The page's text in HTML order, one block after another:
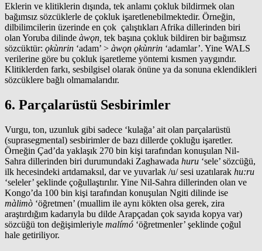
Eklerin ve klitiklerin dışında, tek anlamı çokluk bildirmek olan
bağımsız sözcüklerle de çokluk işaretlenebilmektedir. Örneğin,
dilbilimcilerin üzerinde en çok çalıştıkları Afrika dillerinden biri
olan Yoruba dilinde àwǫn, tek başına çokluk bildiren bir bağımsız
sözcüktür: ǫkùnrin ‘adam’ > àwǫn ǫkùnrin ‘adamlar’. Yine WALS
verilerine göre bu çokluk işaretleme yöntemi kısmen yaygındır.
Klitiklerden farkı, sesbilgisel olarak önüne ya da sonuna eklendikleri
sözcüklere bağlı olmamalarıdır.
6. Parçalarüstü Sesbirimler
Vurgu, ton, uzunluk gibi sadece ‘kulağa’ ait olan parçalarüstü
(suprasegmental) sesbirimler de bazı dillerde çokluğu işaretler.
Örneğin Çad’da yaklaşık 270 bin kişi tarafından konuşulan Nil-
Sahra dillerinden biri durumundaki Zaghawada huru ‘sele’ sözcüğü,
ilk hecesindeki artdamaksıl, dar ve yuvarlak /u/ sesi uzatılarak hu:ru
‘seleler’ şeklinde çoğullaştırılır. Yine Nil-Sahra dillerinden olan ve
Kongo’da 100 bin kişi tarafından konuşulan Ngiti dilinde ise
màlimò ‘öğretmen’ (muallim ile aynı kökten olsa gerek, zira
araştırdığım kadarıyla bu dilde Arapçadan çok sayıda kopya var)
sözcüğü ton değişimleriyle malímó ‘öğretmenler’ şeklinde çoğul
hale getiriliyor.